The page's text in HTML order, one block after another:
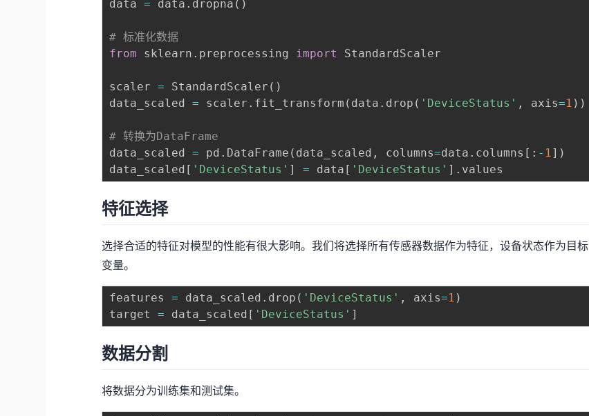
data = data . dropna ( )
# 标准化数据
from sklearn . preprocessing import StandardScaler
scaler = StandardScaler ( )
data_scaled = scaler . fit_transform ( data . drop ( 'DeviceStatus' , axis=1 ) )
# 转换为DataFrame
data_scaled = pd . DataFrame ( data_scaled , columns=data . columns [ : - 1 ] )
data_scaled [ 'DeviceStatus' ] = data [ 'DeviceStatus' ] .
特征选择
选择合适的特征对模型的性能有很大影响。我们将选择所有传感器数据作为特征，设备状态作为目标
变量。
features = data_scaled . drop ( 'DeviceStatus' , axis=1 )
target = data_scaled [ 'DeviceStatus' ]
数据分割
将数据分为训练集和测试集。